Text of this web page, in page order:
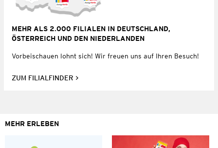
MEHR ALS 2.000 FILIALEN IN DEUTSCHLAND,
ÖSTERREICH UND DEN NIEDERLANDEN
Vorbeischauen lohnt sich! Wir freuen uns auf Ihren Besuch!
ZUM FILIALFINDER
MEHR ERLEBEN